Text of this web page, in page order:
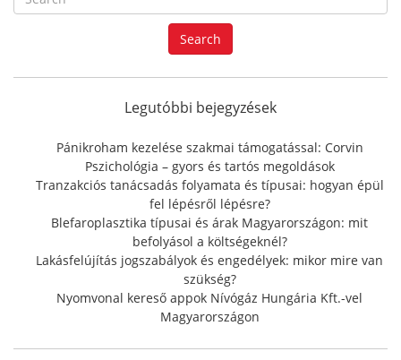
e
a
r
f
r
:
Search
Legutóbbi bejegyzések
Pánikroham kezelése szakmai támogatással: Corvin
Pszichológia – gyors és tartós megoldások
Tranzakciós tanácsadás folyamata és típusai: hogyan épül
fel lépésről lépésre?
Blefaroplasztika típusai és árak Magyarországon: mit
befolyásol a költségeknél?
Lakásfelújítás jogszabályok és engedélyek: mikor mire van
szükség?
Nyomvonal kereső appok Nívógáz Hungária Kft.-vel
Magyarországon